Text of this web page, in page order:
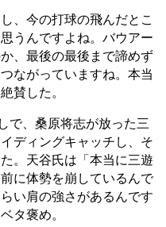
、今の打球の飛んだとこ
うんですよね。バウアー
、最後の最後まで諦めず
ながっていますね。本当
賛した。
で、桑原将志が放った三
ディングキャッチし、そ
。天谷氏は「本当に三遊
に体勢を崩しているんで
い肩の強さがあるんです
タ褒め。